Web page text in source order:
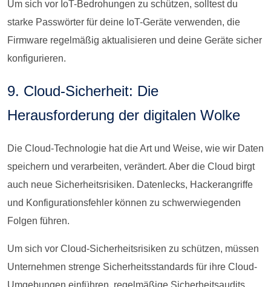
Um sich vor IoT-Bedrohungen zu schützen, solltest du
starke Passwörter für deine IoT-Geräte verwenden, die
Firmware regelmäßig aktualisieren und deine Geräte sicher
konfigurieren.
9. Cloud-Sicherheit: Die
Herausforderung der digitalen Wolke
Die Cloud-Technologie hat die Art und Weise, wie wir Daten
speichern und verarbeiten, verändert. Aber die Cloud birgt
auch neue Sicherheitsrisiken. Datenlecks, Hackerangriffe
und Konfigurationsfehler können zu schwerwiegenden
Folgen führen.
Um sich vor Cloud-Sicherheitsrisiken zu schützen, müssen
Unternehmen strenge Sicherheitsstandards für ihre Cloud-
Umgebungen einführen, regelmäßige Sicherheitsaudits